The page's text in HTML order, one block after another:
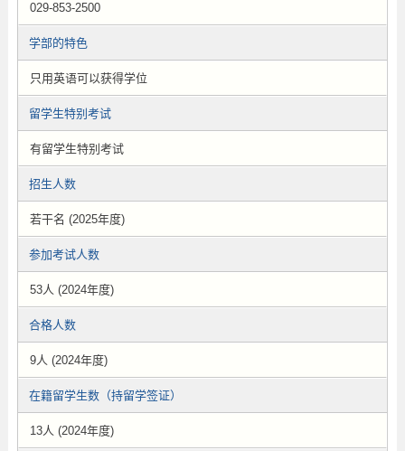
029-853-2500
学部的特色
只用英语可以获得学位
留学生特别考试
有留学生特别考试
招生人数
若干名 (2025年度)
参加考试人数
53人 (2024年度)
合格人数
9人 (2024年度)
在籍留学生数（持留学签证）
13人 (2024年度)